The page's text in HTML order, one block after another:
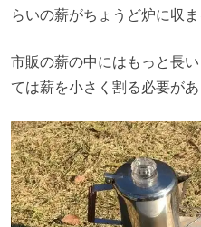
らいの薪がちょうど炉に収ま
市販の薪の中にはもっと長
ては薪を小さく割る必要があ